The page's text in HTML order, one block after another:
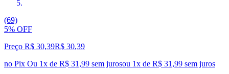
(69)
5% OFF
Preço R$ 30,39R$ 30,39
no Pix Ou 1x de R$ 31,99 sem jurosou 1x de R$ 31,99 sem juros